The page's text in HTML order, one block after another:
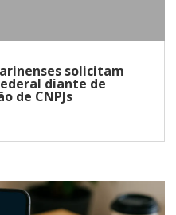
solicitam
diante de
de CNPJs